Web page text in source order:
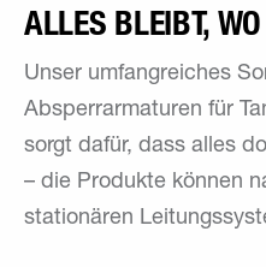
ALLES BLEIBT,
Unser umfangreiches
Absperrarmaturen für
sorgt dafür, dass alles
– die Produkte können
stationären